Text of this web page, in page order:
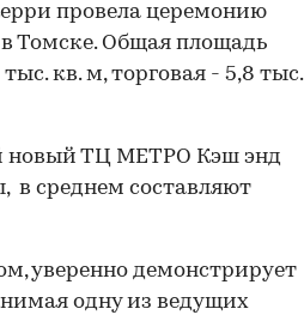
провела церемонию
Томске. Общая площадь
кв. м, торговая - 5,8 тыс.
новый ТЦ МЕТРО Кэш энд
в среднем составляют
уверенно демонстрирует
одну из ведущих